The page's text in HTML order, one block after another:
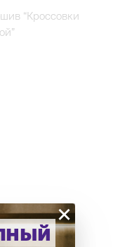
“Кроссовки
×